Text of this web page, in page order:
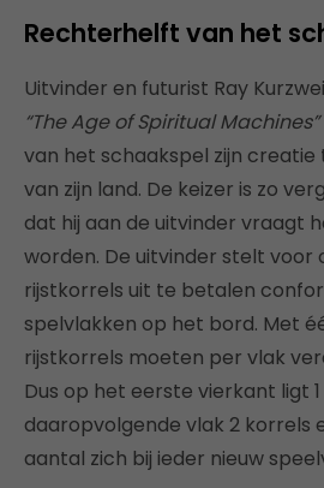
Rechterhelft van het
Uitvinder en futurist Ray
“The Age of Spiritual Machines”
van het schaakspel zijn
van zijn land. De keizer is zo
dat hij aan de uitvinder vraagt
worden. De uitvinder stelt voor
rijstkorrels uit te betalen
spelvlakken op het bord. Met
rijstkorrels moeten per vlak
Dus op het eerste vierkant ligt
daaropvolgende vlak 2 korrels
aantal zich bij ieder nieuw